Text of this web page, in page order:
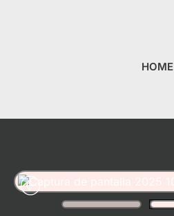
HOME